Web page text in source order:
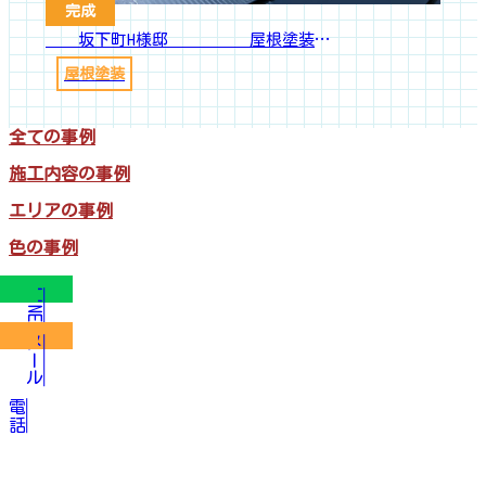
完成
坂下町H様邸 屋根塗装工事
屋根塗装
全ての事例
施工内容の事例
エリアの事例
色の事例
LINE
メール
電話